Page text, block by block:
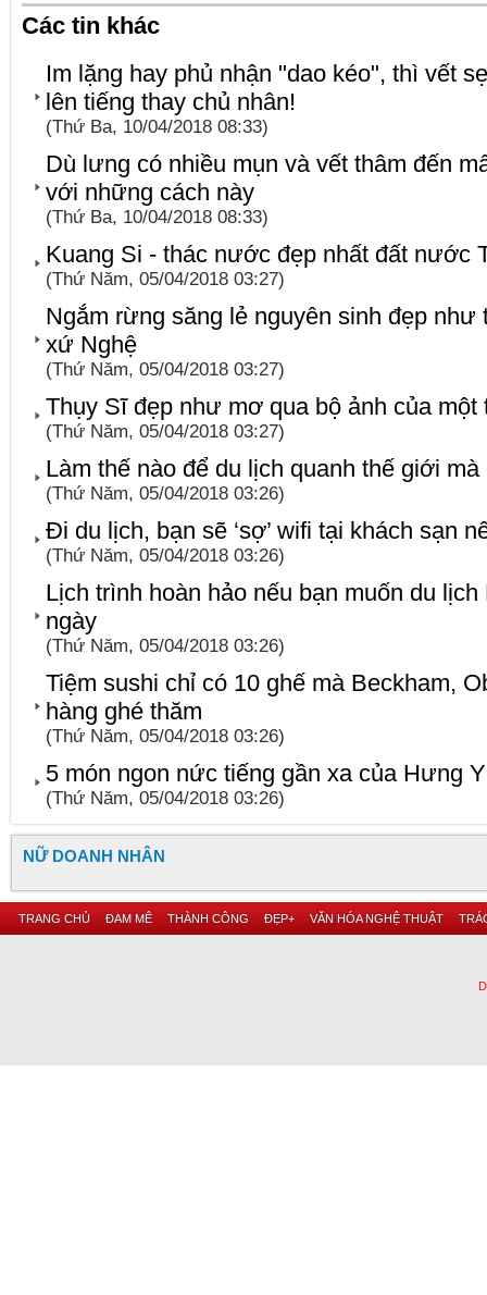
Các tin khác
Im lặng hay phủ nhận "dao kéo", thì vết
lên tiếng thay chủ nhân!
(Thứ Ba, 10/04/2018 08:33)
Dù lưng có nhiều mụn và vết thâm đến
với những cách này
(Thứ Ba, 10/04/2018 08:33)
Kuang Si - thác nước đẹp nhất đất nước
(Thứ Năm, 05/04/2018 03:27)
Ngắm rừng săng lẻ nguyên sinh đẹp như
xứ Nghệ
(Thứ Năm, 05/04/2018 03:27)
Thụy Sĩ đẹp như mơ qua bộ ảnh của một
(Thứ Năm, 05/04/2018 03:27)
Làm thế nào để du lịch quanh thế giới
(Thứ Năm, 05/04/2018 03:26)
Đi du lịch, bạn sẽ ‘sợ’ wifi tại khách sạn
(Thứ Năm, 05/04/2018 03:26)
Lịch trình hoàn hảo nếu bạn muốn du
ngày
(Thứ Năm, 05/04/2018 03:26)
Tiệm sushi chỉ có 10 ghế mà Beckham,
hàng ghé thăm
(Thứ Năm, 05/04/2018 03:26)
5 món ngon nức tiếng gần xa của Hưng
(Thứ Năm, 05/04/2018 03:26)
NỮ DOANH NHÂN
TRANG CHỦ ĐAM MÊ THÀNH CÔNG ĐẸP+ VĂN HÓA NGHỆ THUẬT